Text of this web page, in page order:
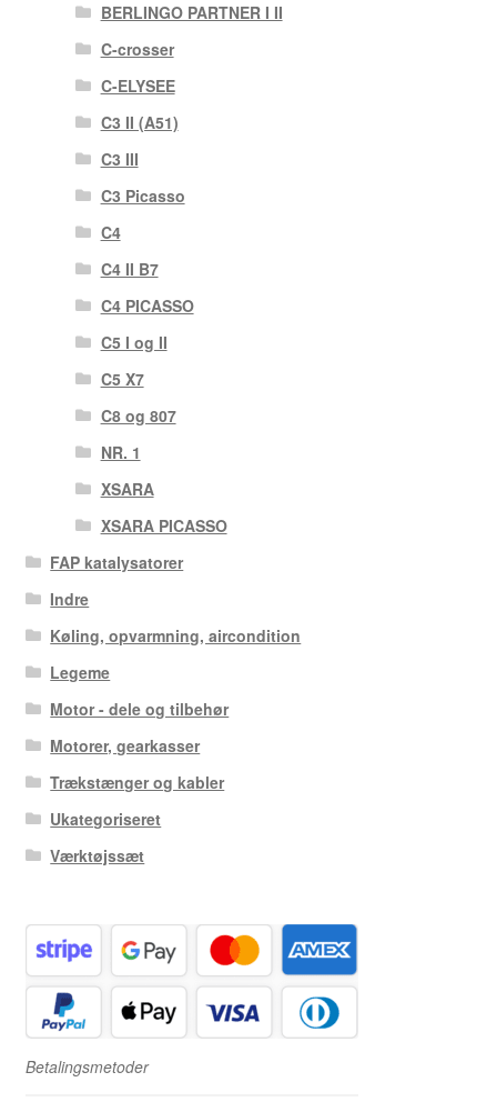
BERLINGO PARTNER I II
C-crosser
C-ELYSEE
C3 II (A51)
C3 III
C3 Picasso
C4
C4 II B7
C4 PICASSO
C5 I og II
C5 X7
C8 og 807
NR. 1
XSARA
XSARA PICASSO
FAP katalysatorer
Indre
Køling, opvarmning, aircondition
Legeme
Motor - dele og tilbehør
Motorer, gearkasser
Trækstænger og kabler
Ukategoriseret
Værktøjssæt
Betalingsmetoder